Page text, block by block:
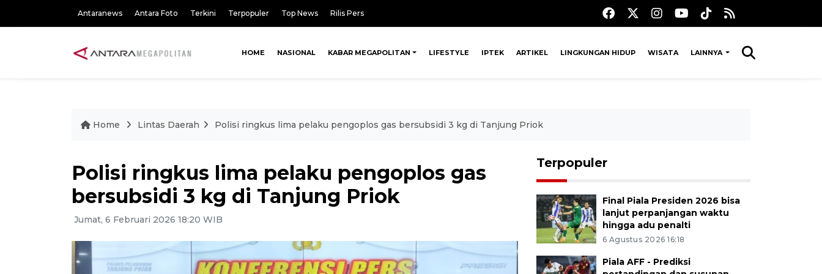
Antaranews Antara Foto Terkini Terpopuler Top News Rilis Pers
HOME NASIONAL KABAR MEGAPOLITAN LIFESTYLE IPTEK ARTIKEL LINGKUNGAN HIDUP WISATA LAINNYA
Home Lintas Daerah Polisi ringkus lima pelaku pengoplos gas bersubsidi 3 kg di Tanjung Priok
Polisi ringkus lima pelaku pengoplos gas
bersubsidi 3 kg di Tanjung Priok
Jumat, 6 Februari 2026 18:20 WIB
Terpopuler
Final Piala Presiden 2026 bisa
lanjut perpanjangan waktu
hingga adu penalti
6 Agustus 2026 16:18
Piala AFF - Prediksi